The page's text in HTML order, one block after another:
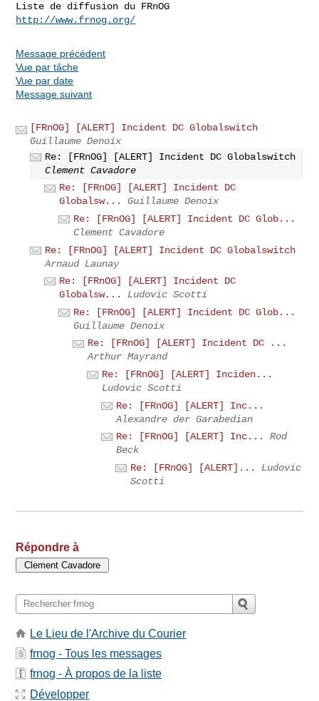
http://www.frnog.org/
Message précédent
Vue par tâche
Vue par date
Message suivant
[FRnOG] [ALERT] Incident DC Globalswitch
Guillaume Denoix
Re: [FRnOG] [ALERT] Incident DC Globalswitch
Clement Cavadore
Re: [FRnOG] [ALERT] Incident DC
Globalsw...
Guillaume Denoix
Re: [FRnOG] [ALERT] Incident DC Glob...
Clement Cavadore
Re: [FRnOG] [ALERT] Incident DC Globalswitch
Arnaud Launay
Re: [FRnOG] [ALERT] Incident DC
Globalsw...
Ludovic Scotti
Re: [FRnOG] [ALERT] Incident DC Glob...
Guillaume Denoix
Re: [FRnOG] [ALERT] Incident DC ...
Arthur Mayrand
Re: [FRnOG] [ALERT] Inciden...
Ludovic Scotti
Re: [FRnOG] [ALERT] Inc...
Alexandre der Garabedian
Re: [FRnOG] [ALERT] Inc...
Rod
Beck
Re: [FRnOG] [ALERT]...
Ludovic
Scotti
Répondre à
Le Lieu de l'Archive du Courier
frnog - Tous les messages
frnog - À propos de la liste
Développer